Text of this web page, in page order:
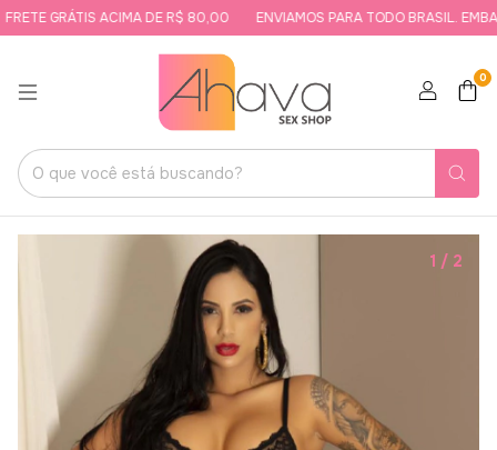
GRÁTIS ACIMA DE R$ 80,00 ENVIAMOS PARA TODO BRASIL.
0
1 / 2